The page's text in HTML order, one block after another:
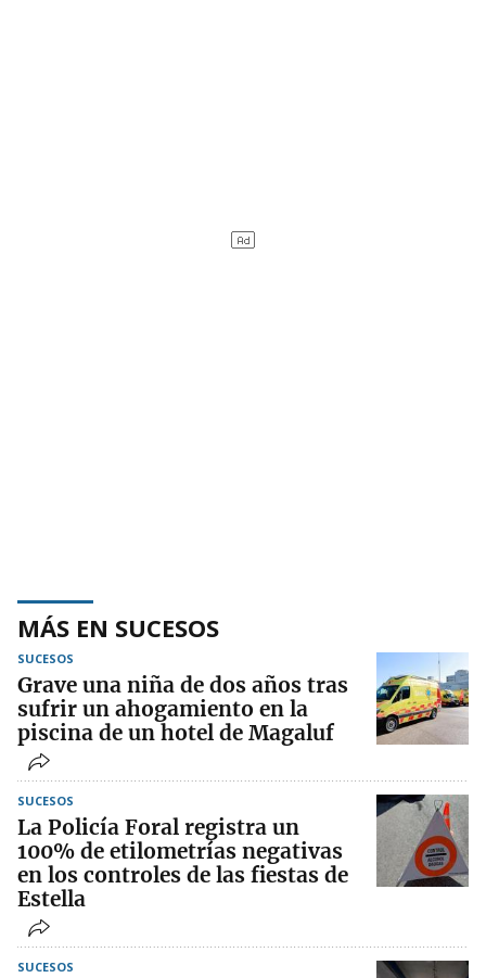
MÁS EN SUCESOS
SUCESOS
Grave una niña de dos años tras
sufrir un ahogamiento en la
piscina de un hotel de Magaluf
SUCESOS
La Policía Foral registra un
100% de etilometrías negativas
en los controles de las fiestas de
Estella
SUCESOS